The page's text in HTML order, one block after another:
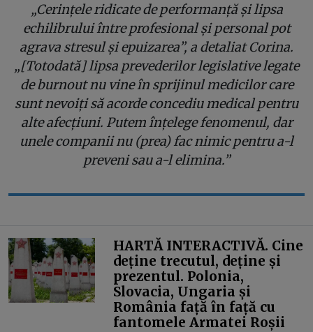
„Cerințele ridicate de performanță și lipsa
echilibrului între profesional și personal pot
agrava stresul și epuizarea”, a detaliat Corina.
„[Totodată] lipsa prevederilor legislative legate
de burnout nu vine în sprijinul medicilor care
sunt nevoiți să acorde concediu medical pentru
alte afecțiuni. Putem înțelege fenomenul, dar
unele companii nu (prea) fac nimic pentru a-l
preveni sau a-l elimina.”
HARTĂ INTERACTIVĂ. Cine
deține trecutul, deține și
prezentul. Polonia,
Slovacia, Ungaria și
România față în față cu
fantomele Armatei Roșii